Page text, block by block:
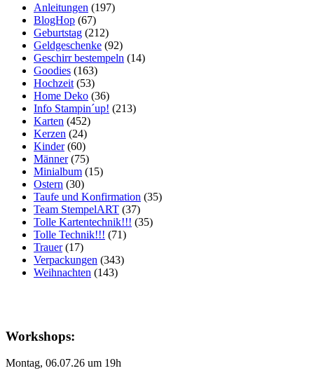
Anleitungen (197)
BlogHop (67)
Geburtstag (212)
Geldgeschenke (92)
Geschirr bestempeln (14)
Goodies (163)
Hochzeit (53)
Home Deko (36)
Info Stampin´up! (213)
Karten (452)
Kerzen (24)
Kinder(60)
Männer(75)
Minialbum (15)
Ostern (30)
Taufe und Konfirmation (35)
Team StempelART (37)
Tolle Kartentechnik!!! (35)
Tolle Technik!!! (71)
Trauer(17)
Verpackungen (343)
Weihnachten (143)
Workshops:
Montag, 06.07.26 um 19h